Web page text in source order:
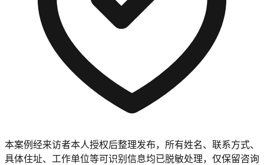
本案例经来访者本人授权后整理发布，所有姓名、联系方式、
具体住址、工作单位等可识别信息均已脱敏处理，仅保留咨询